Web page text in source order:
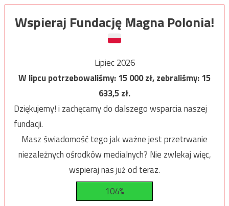
Wspieraj Fundację Magna Polonia!
Lipiec 2026
W lipcu potrzebowaliśmy:15 000zł, zebraliśmy:15
633,5zł.
Dziękujemy! i zachęcamy do dalszego wsparcia naszej
fundacji.
Masz świadomość tego jak ważne jest przetrwanie
niezależnych ośrodków medialnych? Nie zwlekaj więc,
wspieraj nas już od teraz.
104%